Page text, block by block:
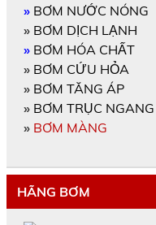
» BƠM NƯỚC NÓNG
» BƠM DỊCH LẠNH
» BƠM HÓA CHẤT
» BƠM CỨU HỎA
» BƠM TĂNG ÁP
» BƠM TRỤC
» BƠM MÀNG
HÃNG BƠM